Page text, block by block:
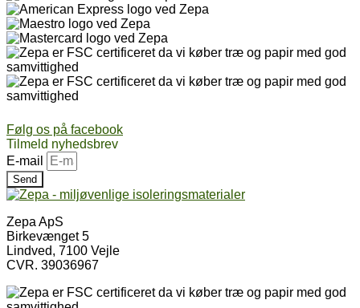
Følg os på facebook
Tilmeld nyhedsbrev
E-mail
Send
Zepa ApS
Birkevænget 5
Lindved, 7100 Vejle
CVR. 39036967